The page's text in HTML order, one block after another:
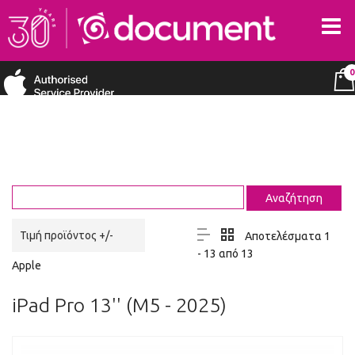
0
Τιμή προϊόντος +/-
Apple
Αποτελέσματα 1
- 13 από 13
iPad Pro 13'' (M5 - 2025)